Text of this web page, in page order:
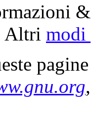
Altri modi